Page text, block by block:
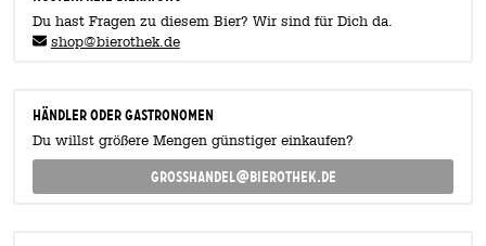
Du hast Fragen zu diesem Bier? Wir sind für Dich da.
shop@bierothek.de
Händler oder Gastronomen
Du willst größere Mengen günstiger einkaufen?
grosshandel@bierothek.de